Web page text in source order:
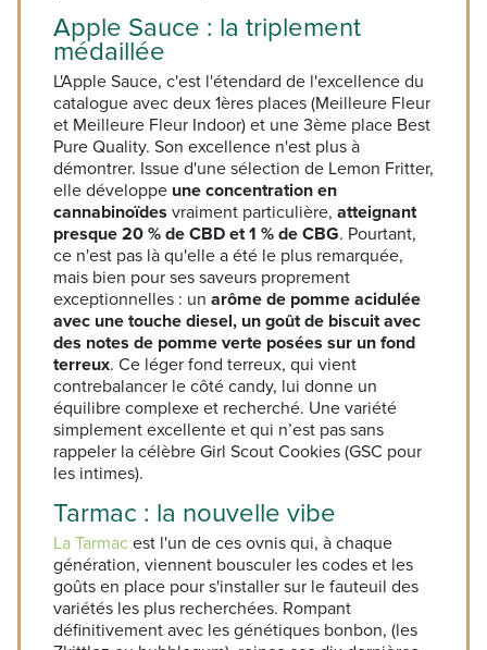
Apple Sauce : la triplement
médaillée
L'Apple Sauce, c'est l'étendard de l'excellence du
catalogue avec deux 1ères places (Meilleure Fleur
et Meilleure Fleur Indoor) et une 3ème place Best
Pure Quality. Son excellence n'est plus à
démontrer. Issue d'une sélection de Lemon Fritter,
elle développe une concentration en
cannabinoïdes vraiment particulière, atteignant
presque 20 % de CBD et 1 % de CBG. Pourtant,
ce n'est pas là qu'elle a été le plus remarquée,
mais bien pour ses saveurs proprement
exceptionnelles : un arôme de pomme acidulée
avec une touche diesel, un goût de biscuit avec
des notes de pomme verte posées sur un fond
terreux. Ce léger fond terreux, qui vient
contrebalancer le côté candy, lui donne un
équilibre complexe et recherché. Une variété
simplement excellente et qui n’est pas sans
rappeler la célèbre Girl Scout Cookies (GSC pour
les intimes).
Tarmac : la nouvelle vibe
La Tarmac est l'un de ces ovnis qui, à chaque
génération, viennent bousculer les codes et les
goûts en place pour s'installer sur le fauteuil des
variétés les plus recherchées. Rompant
définitivement avec les génétiques bonbon, (les